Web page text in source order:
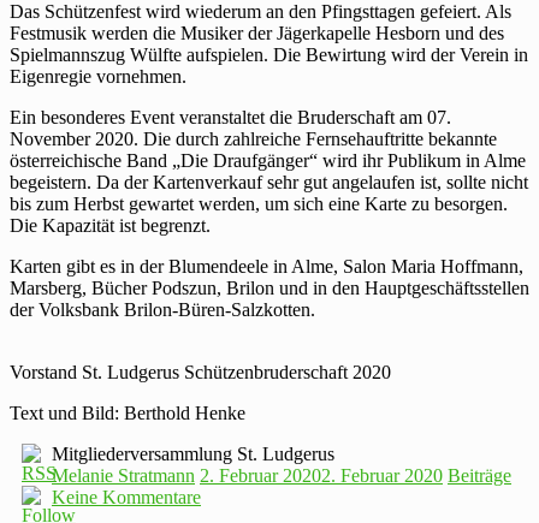
Das Schützenfest wird wiederum an den Pfingsttagen gefeiert. Als
Festmusik werden die Musiker der Jägerkapelle Hesborn und des
Spielmannszug Wülfte aufspielen. Die Bewirtung wird der Verein in
Eigenregie vornehmen.
Ein besonderes Event veranstaltet die Bruderschaft am 07.
November 2020. Die durch zahlreiche Fernsehauftritte bekannte
österreichische Band „Die Draufgänger“ wird ihr Publikum in Alme
begeistern. Da der Kartenverkauf sehr gut angelaufen ist, sollte nicht
bis zum Herbst gewartet werden, um sich eine Karte zu besorgen.
Die Kapazität ist begrenzt.
Karten gibt es in der Blumendeele in Alme, Salon Maria Hoffmann,
Marsberg, Bücher Podszun, Brilon und in den Hauptgeschäftsstellen
der Volksbank Brilon-Büren-Salzkotten.
Vorstand St. Ludgerus Schützenbruderschaft 2020
Text und Bild: Berthold Henke
Mitgliederversammlung St. Ludgerus
Melanie Stratmann 2. Februar 20202. Februar 2020 Beiträge
Keine Kommentare